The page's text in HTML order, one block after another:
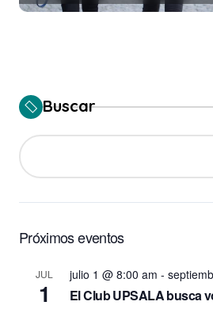
Buscar
Próximos eventos
JUL
1
julio 1 @ 8:00 am -
El Club UPSALA busca